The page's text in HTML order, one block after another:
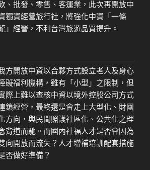
、批發、零售、客運業，此次再開放中
獨資經營旅行社，將強化中資「一條
」經營，不利台灣旅遊品質提升。
方開放中資以合夥方式設立老人及身心
礙福利機構，雖有「小型」之限制，但
際上難以查核中資以境外控股公司方式
鎖經營，最終還是會走上大型化、財團
方向，與民間照護社區化、公共化之理
背道而馳。而國內社福人才是否會因為
向開放而流失？人才增補培訓配套措施
否做好準備？